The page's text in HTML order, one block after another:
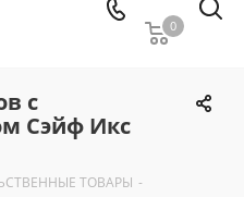
0
с
Сэйф Икс
ТОВАРЫ -